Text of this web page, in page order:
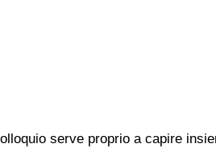
serve proprio a capire